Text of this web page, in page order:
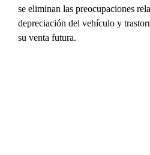
se eliminan las preocupaciones
depreciación del vehículo y
su venta futura.